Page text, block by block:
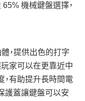
機械鍵盤選擇，
，提供出色的打字
家可以在更靠近中
，有助提升長時間電
護蓋讓鍵盤可以安